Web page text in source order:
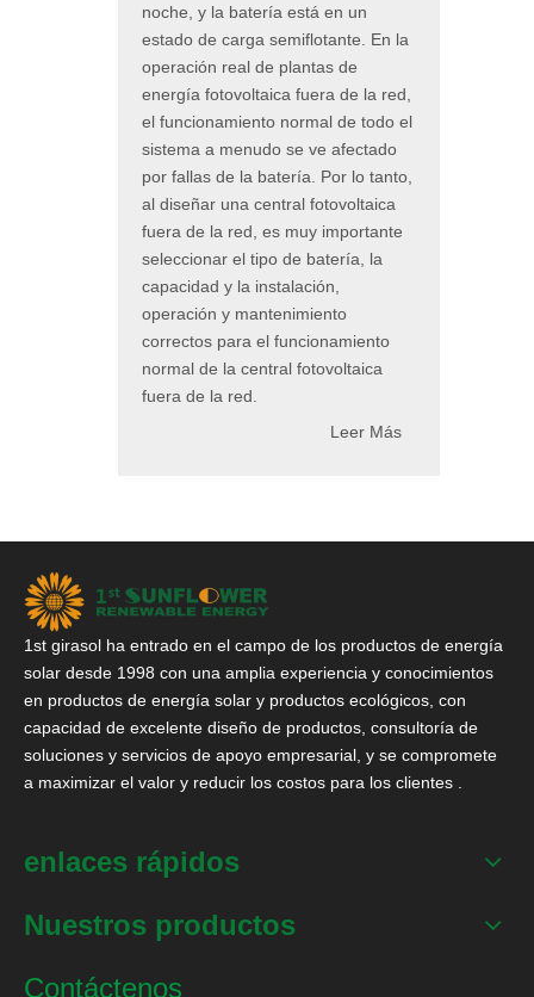
noche, y la batería está en un
estado de carga semiflotante. En la
operación real de plantas de
energía fotovoltaica fuera de la red,
el funcionamiento normal de todo el
sistema a menudo se ve afectado
por fallas de la batería. Por lo tanto,
al diseñar una central fotovoltaica
fuera de la red, es muy importante
seleccionar el tipo de batería, la
capacidad y la instalación,
operación y mantenimiento
correctos para el funcionamiento
normal de la central fotovoltaica
fuera de la red.
Leer Más
1st girasol ha entrado en el campo de los productos de energía
solar desde 1998 con una amplia experiencia y conocimientos
en productos de energía solar y productos ecológicos, con
capacidad de excelente diseño de productos, consultoría de
soluciones y servicios de apoyo empresarial, y se compromete
a maximizar el valor y reducir los costos para los clientes .
enlaces rápidos
Nuestros productos
Contáctenos